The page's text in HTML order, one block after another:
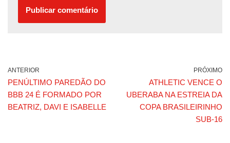
ANTERIOR
PENÚLTIMO PAREDÃO DO
BBB 24 É FORMADO POR
BEATRIZ, DAVI E ISABELLE
PRÓXIMO
ATHLETIC VENCE O
UBERABA NA ESTREIA DA
COPA BRASILEIRINHO
SUB-16